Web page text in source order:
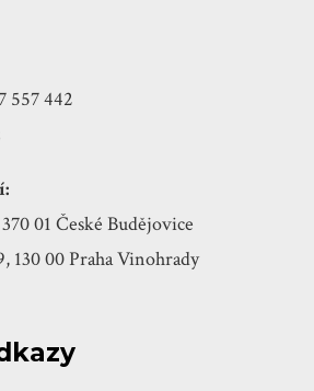
557 442
01 České Budějovice
130 00 Praha Vinohrady